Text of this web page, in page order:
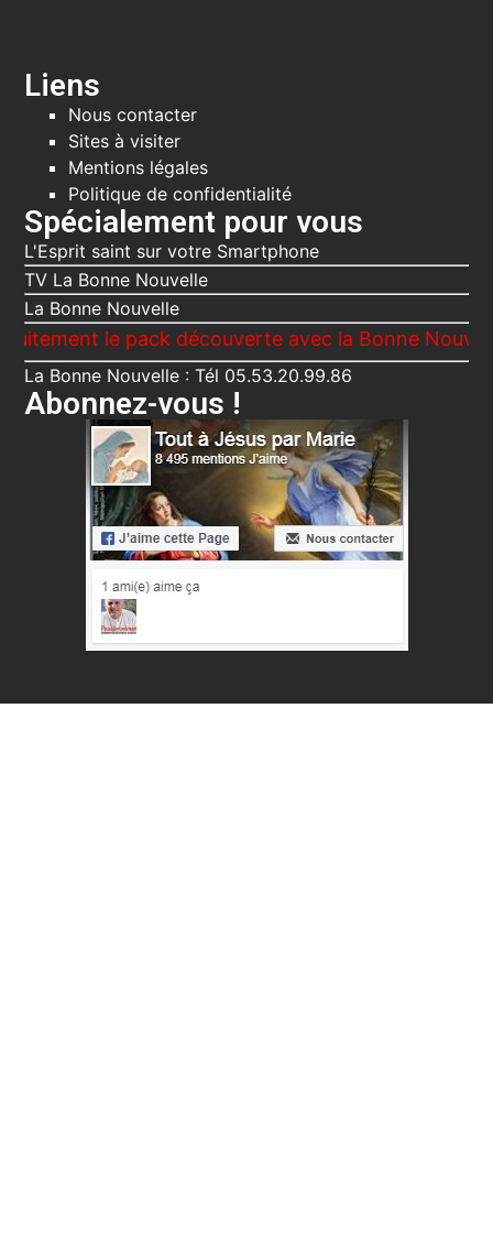
Liens
Nous contacter
Sites à visiter
Mentions légales
Politique de confidentialité
Spécialement pour vous
L'Esprit saint sur votre Smartphone
TV La Bonne Nouvelle
La Bonne Nouvelle
le pack découverte avec la Bonne Nouvelle,
La Bonne Nouvelle : Tél 05.53.20.99.86
Abonnez-vous !